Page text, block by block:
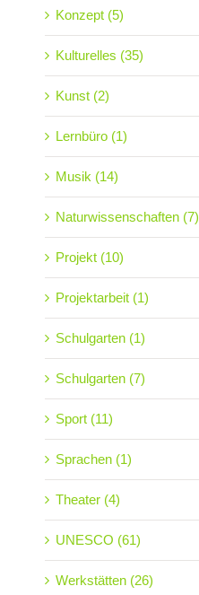
Konzept (5)
Kulturelles (35)
Kunst (2)
Lernbüro (1)
Musik (14)
Naturwissenschaften (7)
Projekt (10)
Projektarbeit (1)
Schulgarten (1)
Schulgarten (7)
Sport (11)
Sprachen (1)
Theater (4)
UNESCO (61)
Werkstätten (26)